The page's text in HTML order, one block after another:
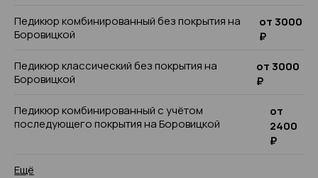
Педикюр комбинированный без покрытия на
Боровицкой
от 3000
₽
Педикюр классический без покрытия на
Боровицкой
от 3000
₽
Педикюр комбинированный с учётом
последующего покрытия на Боровицкой
от
2400
₽
Ещё